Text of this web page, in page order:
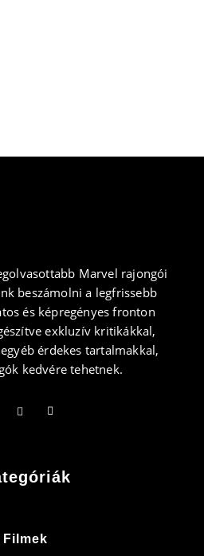
Marvel rajongói
beszámolni a legfrissebb
és képregényes fronton
exkluzív kritikákkal,
érdekes tartalmakkal,
kedvére tehetnek.
Filmek